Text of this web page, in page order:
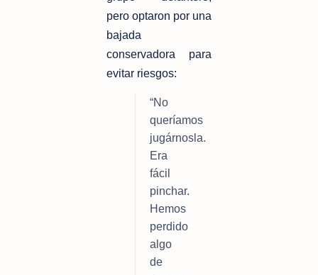
pero optaron por una
bajada
conservadora para
evitar riesgos:
“No
queríamos
jugárnosla.
Era
fácil
pinchar.
Hemos
perdido
algo
de